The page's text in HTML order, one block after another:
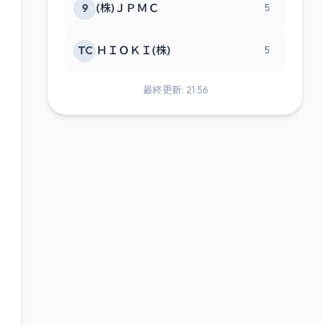
9 (株)ＪＰＭＣ 5
TC ＨＩＯＫＩ(株) 5
最終更新: 21:56